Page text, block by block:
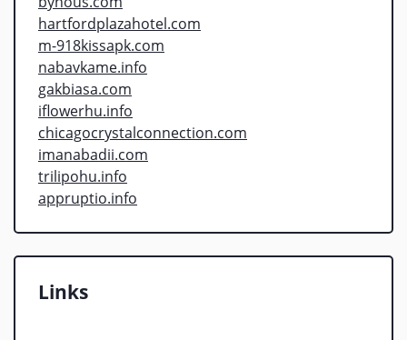
hartfordplazahotel.com
m-918kissapk.com
nabavkame.info
gakbiasa.com
iflowerhu.info
chicagocrystalconnection.com
imanabadii.com
trilipohu.info
appruptio.info
Links